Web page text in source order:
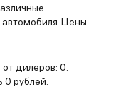
Цены
дилеров: 0.
рублей.